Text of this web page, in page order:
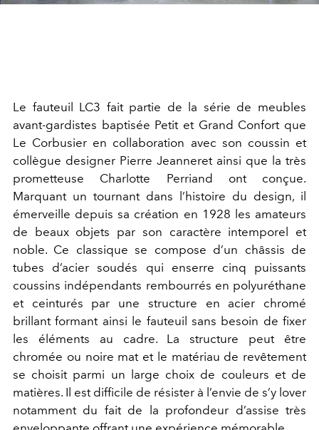
Le fauteuil LC3 fait partie de la série de meubles
avant-gardistes baptisée Petit et Grand Confort que
Le Corbusier en collaboration avec son coussin et
collègue designer Pierre Jeanneret ainsi que la très
prometteuse Charlotte Perriand ont conçue.
Marquant un tournant dans l’histoire du design, il
émerveille depuis sa création en 1928 les amateurs
de beaux objets par son caractère intemporel et
noble. Ce classique se compose d’un châssis de
tubes d’acier soudés qui enserre cinq puissants
coussins indépendants rembourrés en polyuréthane
et ceinturés par une structure en acier chromé
brillant formant ainsi le fauteuil sans besoin de fixer
les éléments au cadre. La structure peut être
chromée ou noire mat et le matériau de revêtement
se choisit parmi un large choix de couleurs et de
matières. Il est difficile de résister à l’envie de s’y lover
notamment du fait de la profondeur d’assise très